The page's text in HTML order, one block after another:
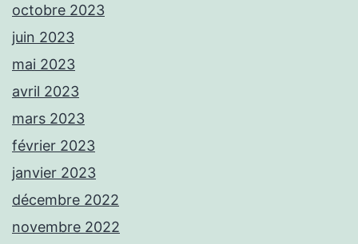
octobre 2023
juin 2023
mai 2023
avril 2023
mars 2023
février 2023
janvier 2023
décembre 2022
novembre 2022